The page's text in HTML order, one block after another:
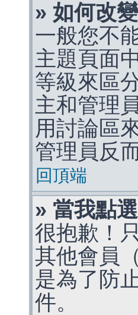
» 如何改
一般您不
主題頁面
等級來區
主和管理
用討論區
管理員反
回頂端
» 當我點
很抱歉！
其他會員
是為了防
件。